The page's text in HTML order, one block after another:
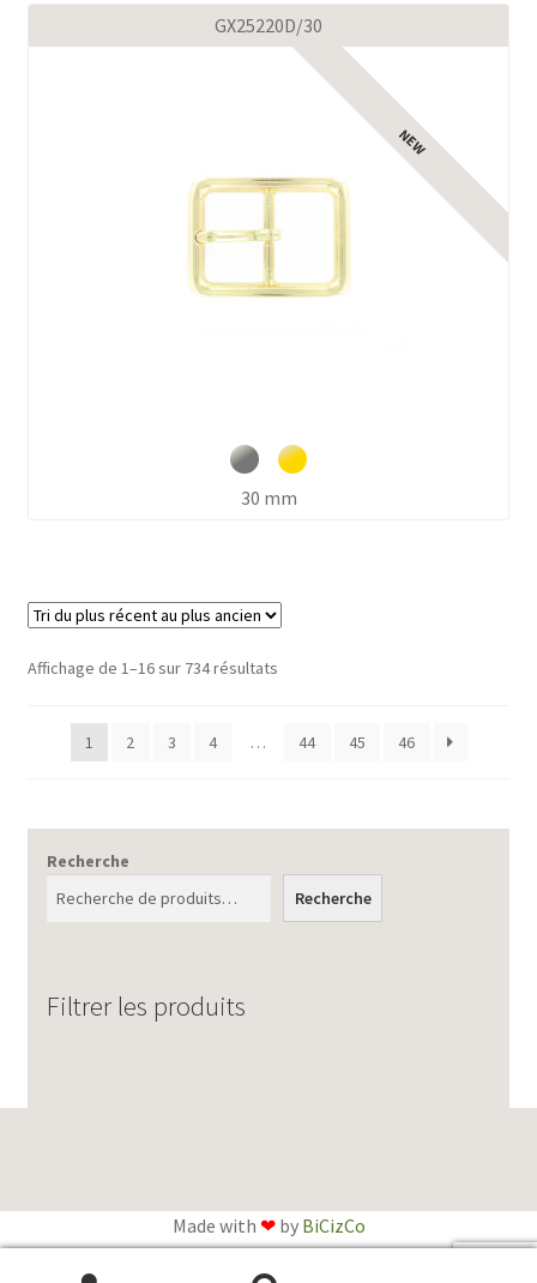
GX25220D/30
30 mm
Affichage de 1–16 sur 734 résultatsTrié
récent
ancien
1 2 3 4 … 44 45 46
Recherche
Recherche
Filtrer les produits
Made with ❤by BiCizCo
Anglais